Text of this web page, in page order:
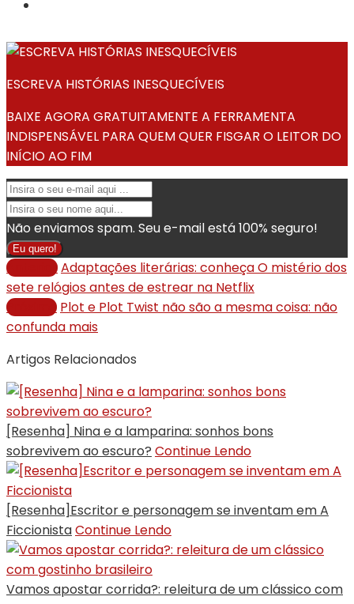
ESCREVA HISTÓRIAS INESQUECÍVEIS
BAIXE AGORA GRATUITAMENTE A FERRAMENTA
INDISPENSÁVEL PARA QUEM QUER FISGAR O LEITOR DO
INÍCIO AO FIM
Não enviamos spam. Seu e-mail está 100% seguro!
Eu quero!
AnteriorAdaptações literárias: conheça O mistério dos
sete relógios antes de estrear na Netflix
Próximo Plot e Plot Twist não são a mesma coisa: não
confunda mais
Artigos Relacionados
[Resenha] Nina e a lamparina: sonhos bons
sobrevivem ao escuro? Continue Lendo
[Resenha]Escritor e personagem se inventam em A
FiccionistaContinue Lendo
Vamos apostar corrida?: releitura de um clássico com